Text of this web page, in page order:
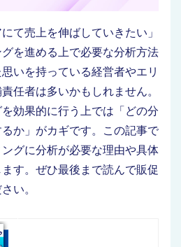
て売上を伸ばしていきたい」
グを進める上で必要な分析方法
いを持っている経営者やエリ
任者は多いかもしれません。
効果的に行う上では「どの分
か」がカギです。
この記事で
グに分析が必要な理由や具体
す。ぜひ最後まで読んで販促
い。